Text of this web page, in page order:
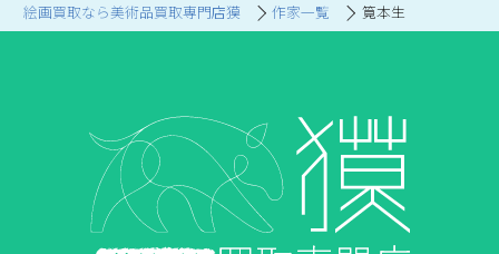
絵画買取なら美術品買取専門店獏 作家一覧 筧本生